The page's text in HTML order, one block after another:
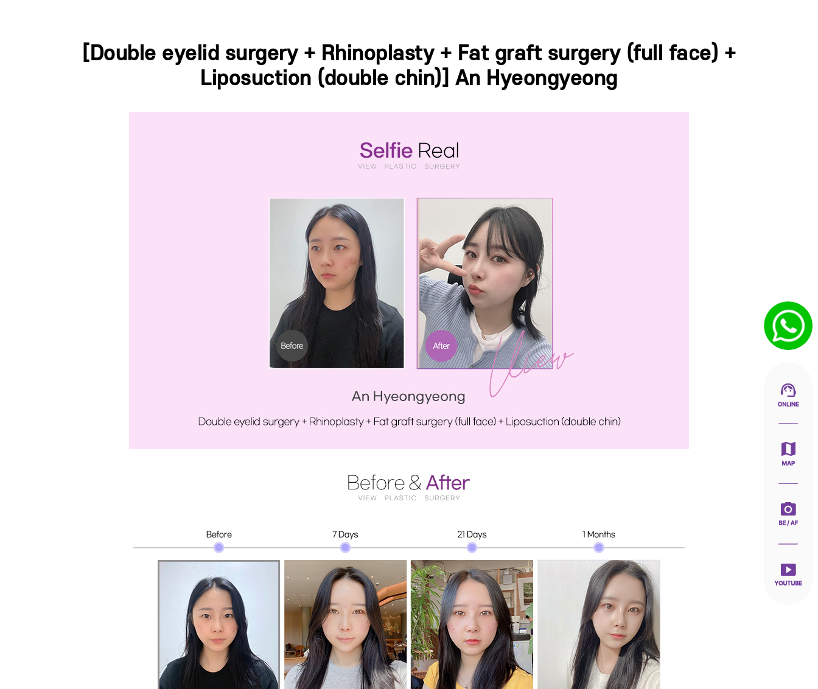
[Double eyelid surgery + Rhinoplasty + Fat graft surgery (full face) +
Liposuction (double chin)] An Hyeongyeong